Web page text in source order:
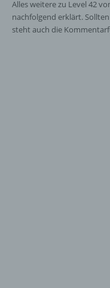
Alles weitere zu Level 42
nachfolgend erklärt.
steht auch die